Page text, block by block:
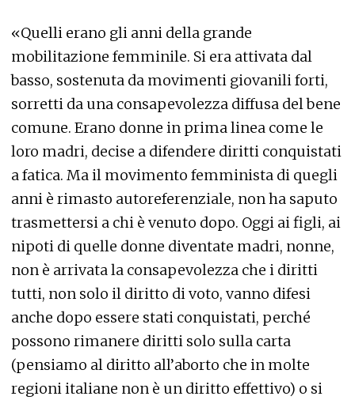
«Quelli erano gli anni della grande
mobilitazione femminile. Si era attivata dal
basso, sostenuta da movimenti giovanili forti,
sorretti da una consapevolezza diffusa del bene
comune. Erano donne in prima linea come le
loro madri, decise a difendere diritti conquistati
a fatica. Ma il movimento femminista di quegli
anni è rimasto autoreferenziale, non ha saputo
trasmettersi a chi è venuto dopo. Oggi ai figli, ai
nipoti di quelle donne diventate madri, nonne,
non è arrivata la consapevolezza che i diritti
tutti, non solo il diritto di voto, vanno difesi
anche dopo essere stati conquistati, perché
possono rimanere diritti solo sulla carta
(pensiamo al diritto all’aborto che in molte
regioni italiane non è un diritto effettivo) o si